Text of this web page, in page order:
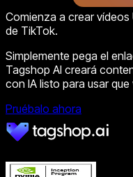
Comienza a crear
de TikTok.
Simplemente pega el
Tagshop AI creará
con IA listo para usar que
Pruébalo ahora